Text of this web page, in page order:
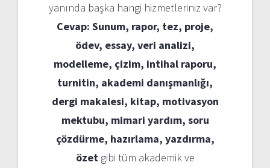
yanında başka hangi hizmetleriniz var?
Cevap: Sunum, rapor, tez, proje,
ödev, essay, veri analizi,
modelleme, çizim, intihal raporu,
turnitin, akademi danışmanlığı,
dergi makalesi, kitap, motivasyon
mektubu, mimari yardım, soru
çözdürme, hazırlama, yazdırma,
özetgibi tüm akademik ve